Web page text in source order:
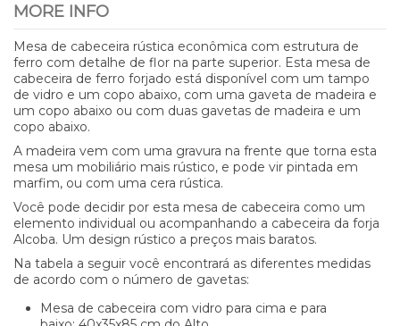
MORE INFO
Mesa de cabeceira rústica econômica com estrutura de
ferro com detalhe de flor na parte superior. Esta mesa de
cabeceira de ferro forjado está disponível com um tampo
de vidro e um copo abaixo, com uma gaveta de madeira e
um copo abaixo ou com duas gavetas de madeira e um
copo abaixo.
A madeira vem com uma gravura na frente que torna esta
mesa um mobiliário mais rústico, e pode vir pintada em
marfim, ou com uma cera rústica.
Você pode decidir por esta mesa de cabeceira como um
elemento individual ou acompanhando a cabeceira da forja
Alcoba. Um design rústico a preços mais baratos.
Na tabela a seguir você encontrará as diferentes medidas
de acordo com o número de gavetas:
Mesa de cabeceira com vidro para cima e para